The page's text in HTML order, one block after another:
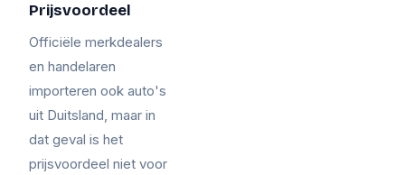
Prijsvoordeel
Officiële merkdealers
en handelaren
importeren ook auto's
uit Duitsland, maar in
dat geval is het
prijsvoordeel niet voor